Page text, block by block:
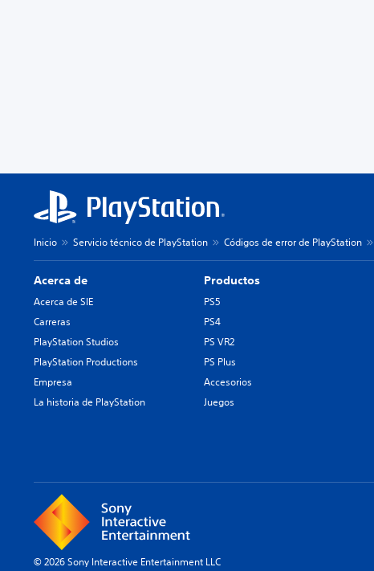
Inicio Servicio técnico de PlayStation Códigos de error de PlayStation
Acerca de
Acerca de SIE
Carreras
PlayStation Studios
PlayStation Productions
Empresa
La historia de PlayStation
Productos
PS5
PS4
PS VR2
PS Plus
Accesorios
Juegos
© 2026 Sony Interactive Entertainment LLC